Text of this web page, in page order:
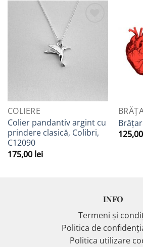
COLIERE
Colier pandantiv argint cu
prindere clasică, Colibri,
C12090
175,00 lei
125,00
INFO
Termeni și
Politica de
Politica utilizare